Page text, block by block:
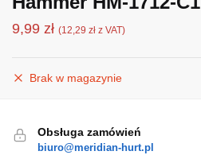
9,99 zł (12,29 zł z VAT)
Brak w magazynie
Obsługa zamówień
biuro@meridian-hurt.pl